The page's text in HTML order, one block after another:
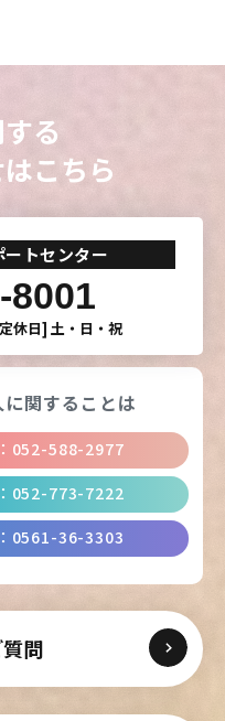
る
こちら
トセンター
8001
休日] 土・日・祝
問
に関することは
： 052-588-2977
： 052-773-7222
： 0561-36-3303